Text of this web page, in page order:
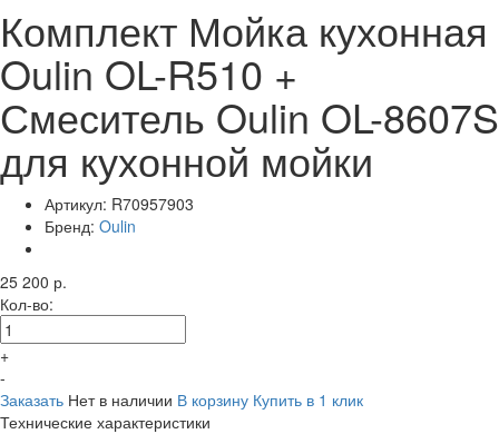
Комплект Мойка кухонная
Oulin OL-R510 +
Смеситель Oulin OL-8607S
для кухонной мойки
Артикул: R70957903
Бренд: Oulin
25 200 р.
Кол-во:
+
-
Заказать Нет в наличии В корзину Купить в 1 клик
Технические характеристики